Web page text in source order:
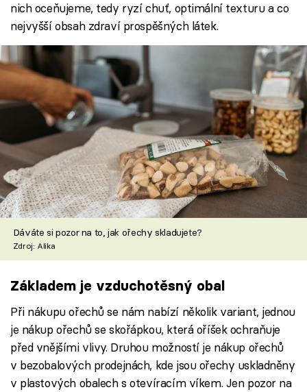
nich oceňujeme, tedy ryzí chuť, optimální texturu a co
nejvyšší obsah zdraví prospěšných látek.
Dáváte si pozor na to, jak ořechy skladujete?
Zdroj: Alika
Základem je vzduchotěsný obal
Při nákupu ořechů se nám nabízí několik variant, jednou
je nákup ořechů se skořápkou, která oříšek ochraňuje
před vnějšími vlivy. Druhou možností je nákup ořechů
v bezobalových prodejnách, kde jsou ořechy uskladněny
v plastových obalech s otevíracím víkem. Jen pozor na